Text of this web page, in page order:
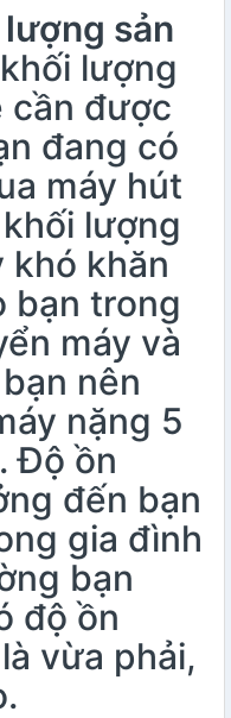
sản
lượng
cần được
đang có
máy hút
lượng
khó khăn
bạn trong
máy và
nên
nặng 5
Độ ồn
đến bạn
gia đình
bạn
độ ồn
vừa phải,